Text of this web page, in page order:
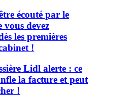
écouté par le
vous devez
les premières
!
Lidl alerte : ce
la facture et peut
!